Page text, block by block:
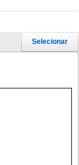
Selecionar